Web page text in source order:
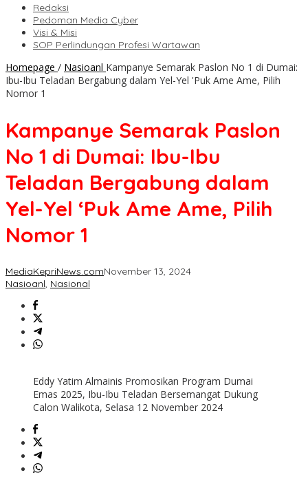
Redaksi
Pedoman Media Cyber
Visi & Misi
SOP Perlindungan Profesi Wartawan
Homepage / Nasioanl Kampanye Semarak Paslon No 1 di Dumai:
Ibu-Ibu Teladan Bergabung dalam Yel-Yel 'Puk Ame Ame, Pilih
Nomor 1
Kampanye Semarak Paslon
No 1 di Dumai: Ibu-Ibu
Teladan Bergabung dalam
Yel-Yel ‘Puk Ame Ame, Pilih
Nomor 1
MediaKepriNews.comNovember 13, 2024
Nasioanl, Nasional
Eddy Yatim Almainis Promosikan Program Dumai
Emas 2025, Ibu-Ibu Teladan Bersemangat Dukung
Calon Walikota, Selasa 12 November 2024